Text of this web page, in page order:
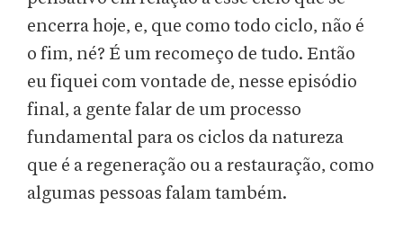
encerra hoje, e, que como todo ciclo, não é
o fim, né? É um recomeço de tudo. Então
eu fiquei com vontade de, nesse episódio
final, a gente falar de um processo
fundamental para os ciclos da natureza
que é a regeneração ou a restauração, como
algumas pessoas falam também.